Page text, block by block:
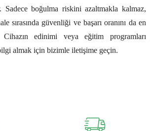
Sadece boğulma riskini azaltmakla kalmaz,
sırasında güvenliği ve başarı oranını da en
Cihazın edinimi veya eğitim programları
almak için bizimle iletişime geçin.